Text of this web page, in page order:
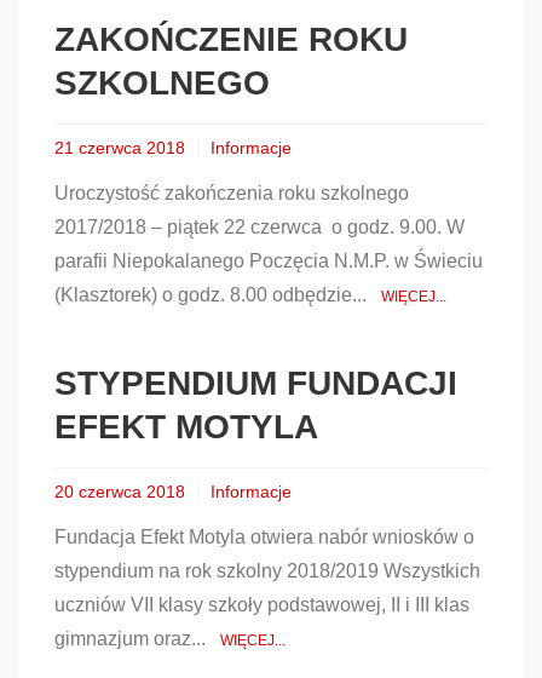
ZAKOŃCZENIE ROKU
SZKOLNEGO
21 czerwca 2018 Informacje
Uroczystość zakończenia roku szkolnego
2017/2018 – piątek 22 czerwca o godz. 9.00. W
parafii Niepokalanego Poczęcia N.M.P. w Świeciu
(Klasztorek) o godz. 8.00 odbędzie...
WIĘCEJ...
STYPENDIUM FUNDACJI
EFEKT MOTYLA
20 czerwca 2018 Informacje
Fundacja Efekt Motyla otwiera nabór wniosków o
stypendium na rok szkolny 2018/2019 Wszystkich
uczniów VII klasy szkoły podstawowej, II i III klas
gimnazjum oraz...
WIĘCEJ...